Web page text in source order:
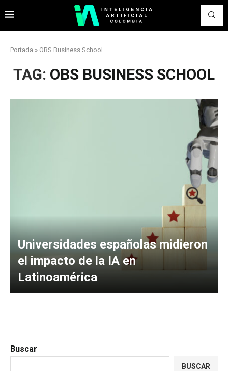
Portada » OBS Business School
TAG: OBS BUSINESS SCHOOL
Universidades españolas midieron
el impacto de la IA en
Latinoamérica
Buscar
BUSCAR